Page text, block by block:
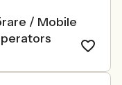
/ Mobile